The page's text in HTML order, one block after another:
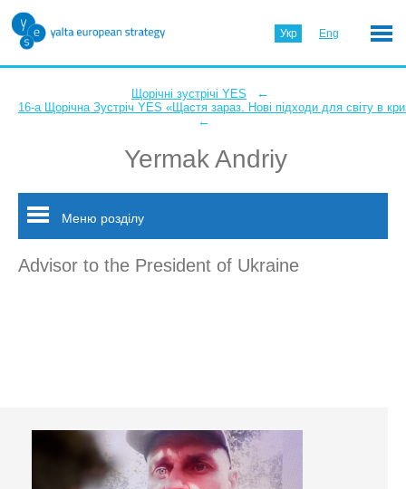
Укр Eng
Щорічні зустрічі YES ←
16-а Щорічна Зустріч YES «Щастя зараз. Нові підходи для світу в
←
Yermak Andriy
Меню розділу
Advisor to the President of Ukraine